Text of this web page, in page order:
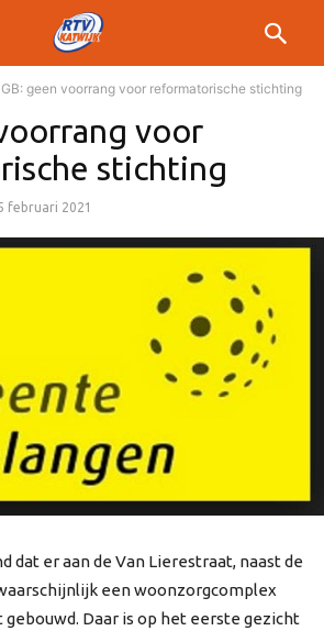
GB: geen voorrang voor reformatorische stichting
voor
stichting
februari 2021
dat er aan de Van Lierestraat, naast de
een woonzorgcomplex
Daar is op het eerste gezicht